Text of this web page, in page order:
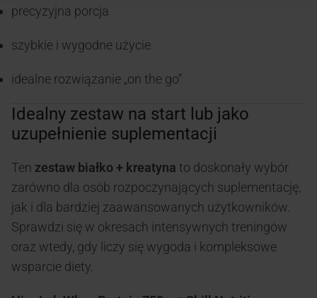
precyzyjna porcja
szybkie i wygodne użycie
idealne rozwiązanie „on the go”
Idealny zestaw na start lub jako
uzupełnienie suplementacji
Ten zestaw białko + kreatyna to doskonały wybór
zarówno dla osób rozpoczynających suplementację,
jak i dla bardziej zaawansowanych użytkowników.
Sprawdzi się w okresach intensywnych treningów
oraz wtedy, gdy liczy się wygoda i kompleksowe
wsparcie diety.